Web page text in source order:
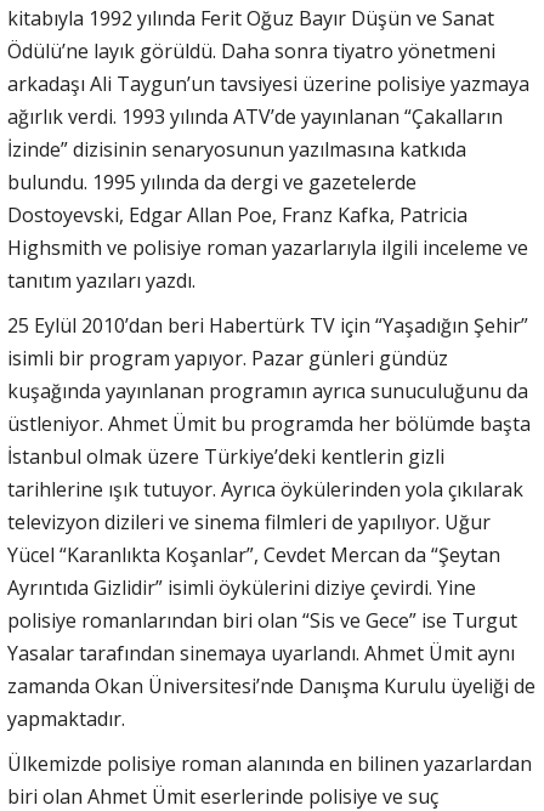
kitabıyla 1992 yılında Ferit Oğuz Bayır Düşün ve Sanat
Ödülü’ne layık görüldü. Daha sonra tiyatro yönetmeni
arkadaşı Ali Taygun’un tavsiyesi üzerine polisiye yazmaya
ağırlık verdi. 1993 yılında ATV’de yayınlanan “Çakalların
İzinde” dizisinin senaryosunun yazılmasına katkıda
bulundu. 1995 yılında da dergi ve gazetelerde
Dostoyevski, Edgar Allan Poe, Franz Kafka, Patricia
Highsmith ve polisiye roman yazarlarıyla ilgili inceleme ve
tanıtım yazıları yazdı.
25 Eylül 2010’dan beri Habertürk TV için “Yaşadığın Şehir”
isimli bir program yapıyor. Pazar günleri gündüz
kuşağında yayınlanan programın ayrıca sunuculuğunu da
üstleniyor. Ahmet Ümit bu programda her bölümde başta
İstanbul olmak üzere Türkiye’deki kentlerin gizli
tarihlerine ışık tutuyor. Ayrıca öykülerinden yola çıkılarak
televizyon dizileri ve sinema filmleri de yapılıyor. Uğur
Yücel “Karanlıkta Koşanlar”, Cevdet Mercan da “Şeytan
Ayrıntıda Gizlidir” isimli öykülerini diziye çevirdi. Yine
polisiye romanlarından biri olan “Sis ve Gece” ise Turgut
Yasalar tarafından sinemaya uyarlandı. Ahmet Ümit aynı
zamanda Okan Üniversitesi’nde Danışma Kurulu üyeliği de
yapmaktadır.
Ülkemizde polisiye roman alanında en bilinen yazarlardan
biri olan Ahmet Ümit eserlerinde polisiye ve suç